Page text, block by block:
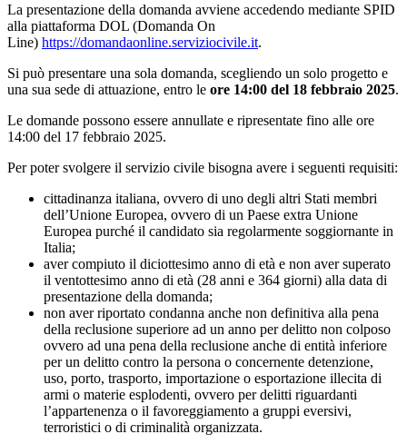
La presentazione della domanda avviene accedendo mediante SPID
alla piattaforma DOL (Domanda On
Line) https://domandaonline.serviziocivile.it.
Si può presentare una sola domanda, scegliendo un solo progetto e
una sua sede di attuazione, entro le ore 14:00 del 18 febbraio 2025.
Le domande possono essere annullate e ripresentate fino alle ore
14:00 del 17 febbraio 2025.
Per poter svolgere il servizio civile bisogna avere i seguenti requisiti:
cittadinanza italiana, ovvero di uno degli altri Stati membri
dell’Unione Europea, ovvero di un Paese extra Unione
Europea purché il candidato sia regolarmente soggiornante in
Italia;
aver compiuto il diciottesimo anno di età e non aver superato
il ventottesimo anno di età (28 anni e 364 giorni) alla data di
presentazione della domanda;
non aver riportato condanna anche non definitiva alla pena
della reclusione superiore ad un anno per delitto non colposo
ovvero ad una pena della reclusione anche di entità inferiore
per un delitto contro la persona o concernente detenzione,
uso, porto, trasporto, importazione o esportazione illecita di
armi o materie esplodenti, ovvero per delitti riguardanti
l’appartenenza o il favoreggiamento a gruppi eversivi,
terroristici o di criminalità organizzata.